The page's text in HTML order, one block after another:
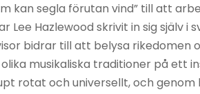
kan segla förutan vind” till att
Lee Hazlewood skrivit in sig själv i
bidrar till att belysa rikedomen
musikaliska traditioner på ett
rotat och universellt, och